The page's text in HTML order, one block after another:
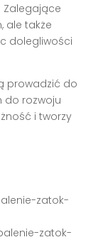
Zalegające
ale także
dolegliwości
prowadzić do
do rozwoju
i tworzy
zatok-
zatok-